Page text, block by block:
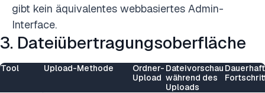
gibt kein äquivalentes webbasiertes Admin-
Interface.
3. Dateiübertragungsoberfläche
Tool Upload-Methode
Ordner-
Upload
Dateivorschau
während des
Uploads